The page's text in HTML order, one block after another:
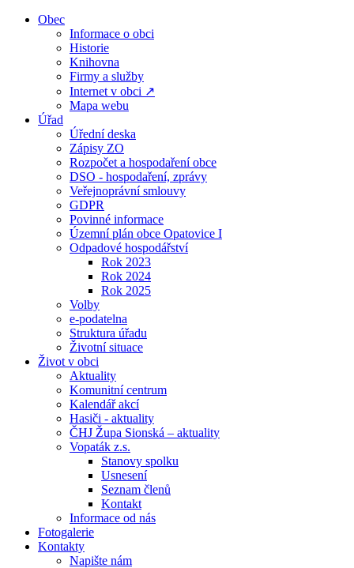
Obec
Informace o obci
Historie
Knihovna
Firmy a služby
Internet v obci ↗
Mapa webu
Úřad
Úřední deska
Zápisy ZO
Rozpočet a hospodaření obce
DSO - hospodaření, zprávy
Veřejnoprávní smlouvy
GDPR
Povinné informace
Územní plán obce Opatovice I
Odpadové hospodářství
Rok 2023
Rok 2024
Rok 2025
Volby
e-podatelna
Struktura úřadu
Životní situace
Život v obci
Aktuality
Komunitní centrum
Kalendář akcí
Hasiči - aktuality
ČHJ Župa Sionská – aktuality
Vopaták z.s.
Stanovy spolku
Usnesení
Seznam členů
Kontakt
Informace od nás
Fotogalerie
Kontakty
Napište nám